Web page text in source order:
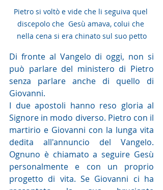
Pietro si voltò e vide che li seguiva quel
discepolo che  Gesù amava, colui che
nella cena si era chinato sul suo petto
Di fronte al Vangelo di oggi, non si
può parlare del ministero di Pietro
senza parlare anche di quello di
Giovanni.
I due apostoli hanno reso gloria al
Signore in modo diverso. Pietro con il
martirio e Giovanni con la lunga vita
dedita all'annuncio del Vangelo.
Ognuno è chiamato a seguire Gesù
personalmente e con un proprio
progetto di vita. Se Giovanni ci ha